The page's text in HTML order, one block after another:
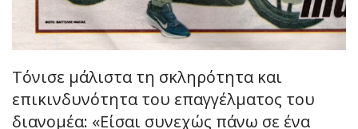
Τόνισε μάλιστα τη σκληρότητα και
επικινδυνότητα του επαγγέλματος του
διανομέα: «Είσαι συνεχώς πάνω σε ένα